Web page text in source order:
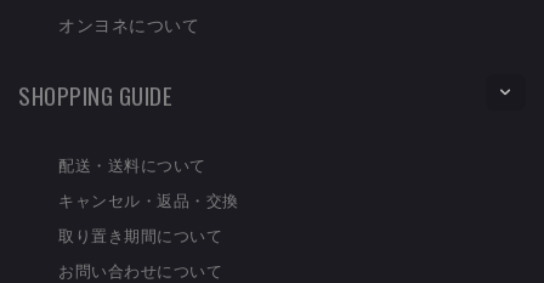
オンヨネについて
SHOPPING GUIDE
配送・送料について
キャンセル・返品・交換
取り置き期間について
お問い合わせについて